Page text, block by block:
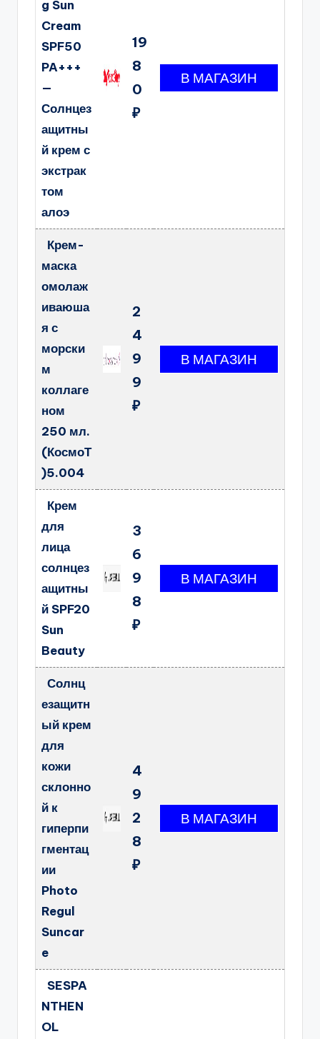
g Sun
Cream
SPF50
PA+++
—
Солнцез
ащитны
й крем с
экстрак
том
алоэ
19
8
0
₽
Крем-
маска
омолаж
иваюша
я с
морски
м
коллаге
ном
250 мл.
(КосмоТ
)5.004
2
4
9
9
₽
Крем
для
лица
солнцез
ащитны
й SPF20
Sun
Beauty
3
6
9
8
₽
Солнц
езащитн
ый крем
для
кожи
склонно
й к
гиперпи
гментац
ии
Photo
Regul
Suncar
e
4
9
2
8
₽
SESPA
NTHEN
OL